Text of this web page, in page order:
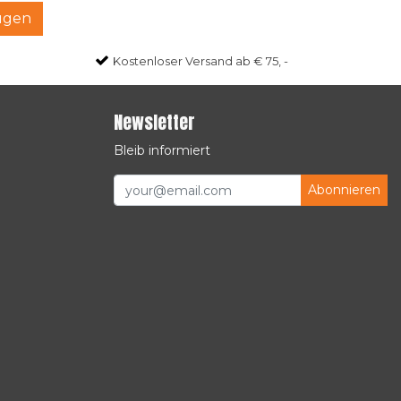
Kostenloser Versand ab € 75, -
Newsletter
Bleib informiert
Abonnieren